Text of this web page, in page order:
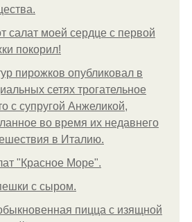
салат моей сердце с первой
покорил!
пирожков опубликовал в
сетях трогательное
с супругой Анжеликой,
во время их недавнего
в Италию.
"Красное Море".
с сыром.
пицца с изящной